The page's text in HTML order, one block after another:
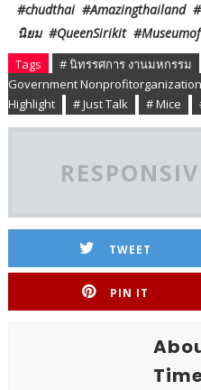
#chudthai #Amazingthailand
นิยม #QueenSirikit
Tags # นิทรรศการ งานมหกรรม
Government Nonprofitorganization
Highlight
# Just Talk # Mice
TWEET
PIN IT